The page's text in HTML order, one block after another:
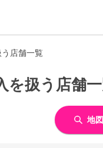
店舗一覧
を扱う店舗
地